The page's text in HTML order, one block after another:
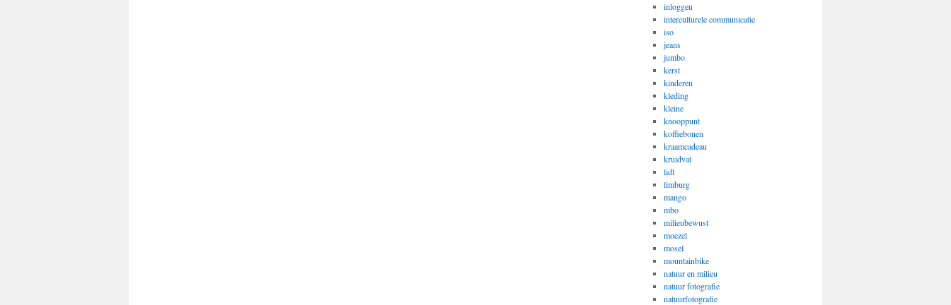
inloggen
interculturele communicatie
iso
jeans
jumbo
kerst
kinderen
kleding
kleine
knooppunt
koffiebonen
kraamcadeau
kruidvat
lidl
limburg
mango
mbo
milieubewust
moezel
mosel
mountainbike
natuur en milieu
natuur fotografie
natuurfotografie